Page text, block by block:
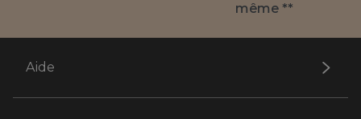
même **
Aide